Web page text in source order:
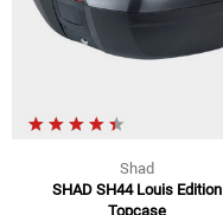
Shad
SHAD SH44 Louis Edition
Topcase